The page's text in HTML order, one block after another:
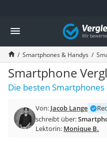
Die beliebtesten Vergleiche
Elektronik
Powerstation
Monitor 32 Zoll 4K
Fernseher
Drucker
Desktop-PC
Diascanner
Laser-Multifunktionsdrucker
Vergleich
Smartphones & Handys
Smartphone
Die besten
Von: Jacob Lange
schreibt über:
Lektorin: Monique B.